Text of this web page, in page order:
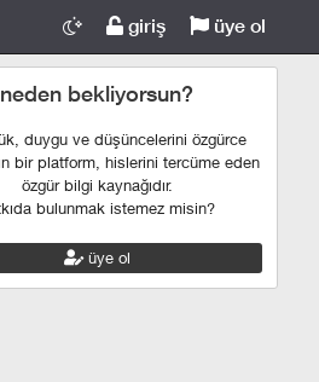
giriş üye ol
neden bekliyorsun?
duygu ve düşüncelerini özgürce
bir platform, hislerini tercüme eden
özgür bilgi kaynağıdır.
bulunmak istemez misin?
üye ol